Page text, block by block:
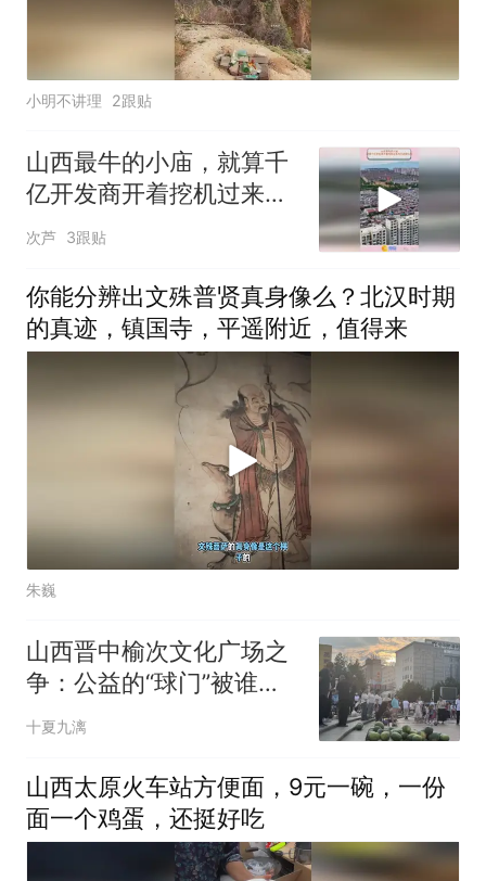
小明不讲理 2跟贴
山西最牛的小庙，就算千
亿开发商开着挖机过来也
只能掉头走！
次芦 3跟贴
你能分辨出文殊普贤真身像么？北汉时期
的真迹，镇国寺，平遥附近，值得来
朱巍
山西晋中榆次文化广场之
争：公益的“球门”被谁踢
飞了？
十夏九漓
山西太原火车站方便面，9元一碗，一份
面一个鸡蛋，还挺好吃